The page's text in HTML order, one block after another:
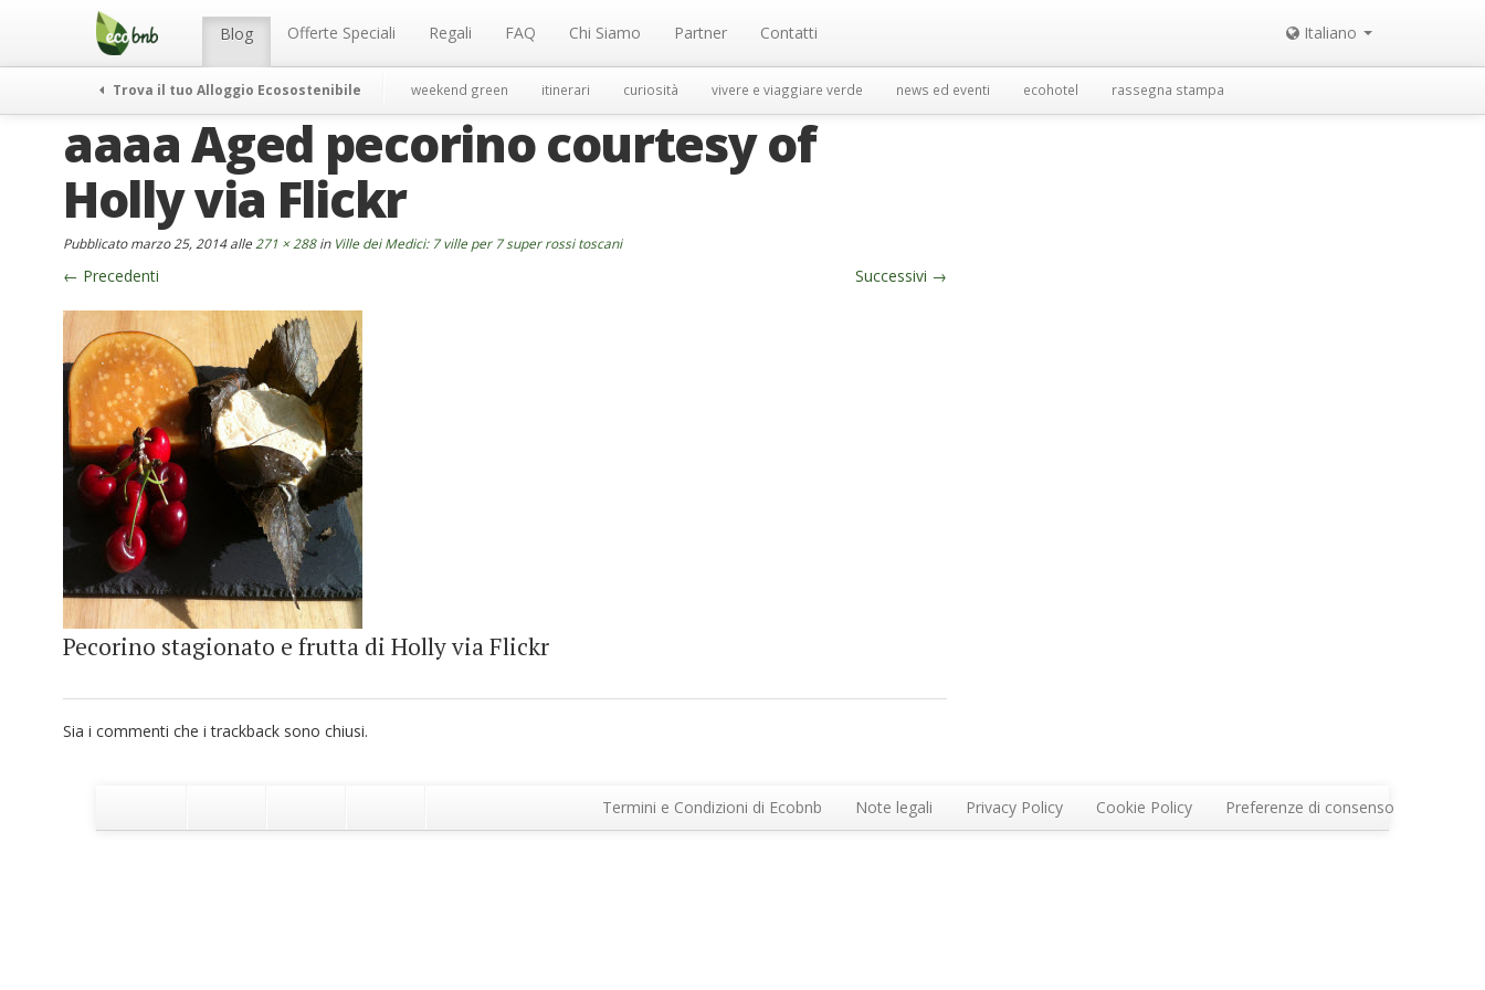
Menu Blog Offerte Speciali Regali FAQ Chi Siamo Partner Contatti Italiano
Trova il tuo Alloggio Ecosostenibile weekend green itinerari curiosità vivere e viaggiare verde news ed eventi ecohotel rassegna stampa
aaaa Aged pecorino courtesy of
Holly via Flickr
Pubblicatomarzo 25, 2014alle 271 × 288in Ville dei Medici: 7 ville per 7 super rossi toscani
← Precedenti Successivi →
Pecorino stagionato e frutta di Holly via Flickr
Sia i commenti che i trackback sono chiusi.
Termini e Condizioni di Ecobnb Note legali Privacy Policy Cookie Policy Preferenze di consenso